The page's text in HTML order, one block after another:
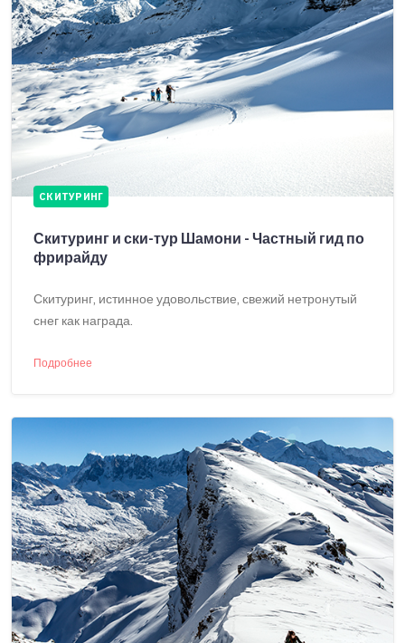
СКИТУРИНГ
Скитуринг и ски-тур Шамони - Частный гид по
фрирайду
Скитуринг, истинное удовольствие, свежий нетронутый
снег как награда.
Подробнее